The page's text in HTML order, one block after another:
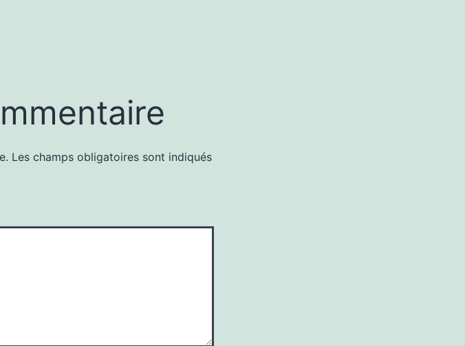
Les champs obligatoires sont indiqués